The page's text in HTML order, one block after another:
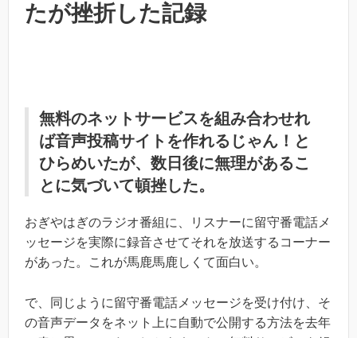
たが挫折した記録
無料のネットサービスを組み合わせれ
ば音声投稿サイトを作れるじゃん！と
ひらめいたが、数日後に無理があるこ
とに気づいて頓挫した。
おぎやはぎのラジオ番組に、リスナーに留守番電話メ
ッセージを実際に録音させてそれを放送するコーナー
があった。これが馬鹿馬鹿しくて面白い。
で、同じように留守番電話メッセージを受け付け、そ
の音声データをネット上に自動で公開する方法を去年